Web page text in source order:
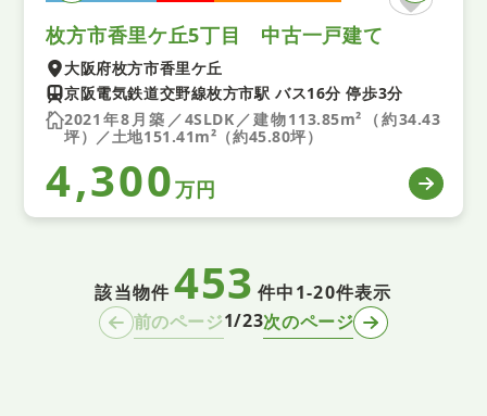
枚方市香里ケ丘5丁目 中古一戸建て
大阪府枚方市香里ケ丘
京阪電気鉄道交野線枚方市駅 バス16分 停歩3分
2021年8月築／4SLDK／建物113.85m²（約34.43
坪）／土地151.41m²（約45.80坪）
4,300万円
該当物件453 件中1-20件表示
前のページ1/23次のページ